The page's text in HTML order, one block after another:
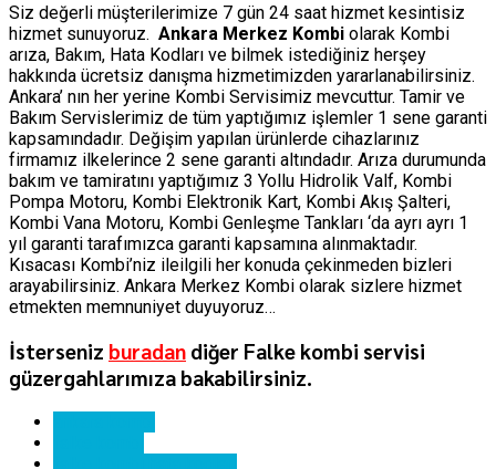
Siz değerli müşterilerimize 7 gün 24 saat hizmet kesintisiz
hizmet sunuyoruz. Ankara Merkez Kombi olarak Kombi
arıza, Bakım, Hata Kodları ve bilmek istediğiniz herşey
hakkında ücretsiz danışma hizmetimizden yararlanabilirsiniz.
Ankara’ nın her yerine Kombi Servisimiz mevcuttur. Tamir ve
Bakım Servislerimiz de tüm yaptığımız işlemler 1 sene garanti
kapsamındadır. Değişim yapılan ürünlerde cihazlarınız
firmamız ilkelerince 2 sene garanti altındadır. Arıza durumunda
bakım ve tamiratını yaptığımız 3 Yollu Hidrolik Valf, Kombi
Pompa Motoru, Kombi Elektronik Kart, Kombi Akış Şalteri,
Kombi Vana Motoru, Kombi Genleşme Tankları ‘da ayrı ayrı 1
yıl garanti tarafımızca garanti kapsamına alınmaktadır.
Kısacası Kombi’niz ileilgili her konuda çekinmeden bizleri
arayabilirsiniz. Ankara Merkez Kombi olarak sizlere hizmet
etmekten memnuniyet duyuyoruz…
İsterseniz buradan diğer Falke kombi servisi
güzergahlarımıza bakabilirsiniz.